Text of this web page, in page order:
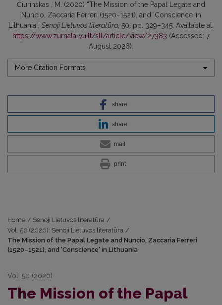
Čiurinskas , M. (2020) “The Mission of the Papal Legate and
Nuncio, Zaccaria Ferreri (1520–1521), and ’Conscience’ in
Lithuania”, Senoji Lietuvos literatūra, 50, pp. 329–345. Available at:
https://www.zurnalai.vu.lt/sll/article/view/27383 (Accessed: 7
August 2026).
More Citation Formats
share
share
mail
print
Home / Senoji Lietuvos literatūra /
Vol. 50 (2020): Senoji Lietuvos literatūra /
The Mission of the Papal Legate and Nuncio, Zaccaria Ferreri
(1520–1521), and 'Conscience' in Lithuania
Vol. 50 (2020)
The Mission of the Papal